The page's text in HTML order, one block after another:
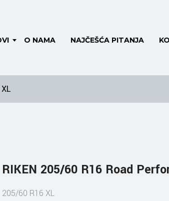
O NAMA NAJČEŠĆA PITANJA
RIKEN 205/60 R16 Road
205/60 R16 XL